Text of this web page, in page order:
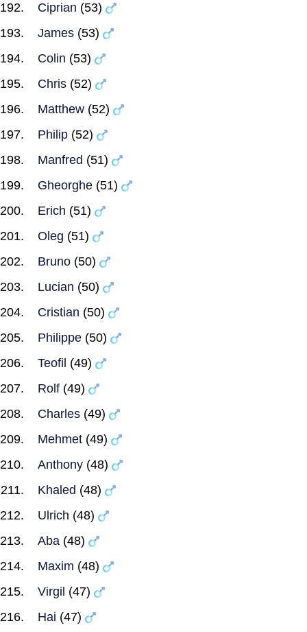
Ciprian (53)
James (53)
Colin (53)
Chris (52)
Matthew (52)
Philip (52)
Manfred (51)
Gheorghe (51)
Erich (51)
Oleg (51)
Bruno (50)
Lucian (50)
Cristian (50)
Philippe (50)
Teofil (49)
Rolf (49)
Charles (49)
Mehmet (49)
Anthony (48)
Khaled (48)
Ulrich (48)
Aba (48)
Maxim (48)
Virgil (47)
Hai (47)